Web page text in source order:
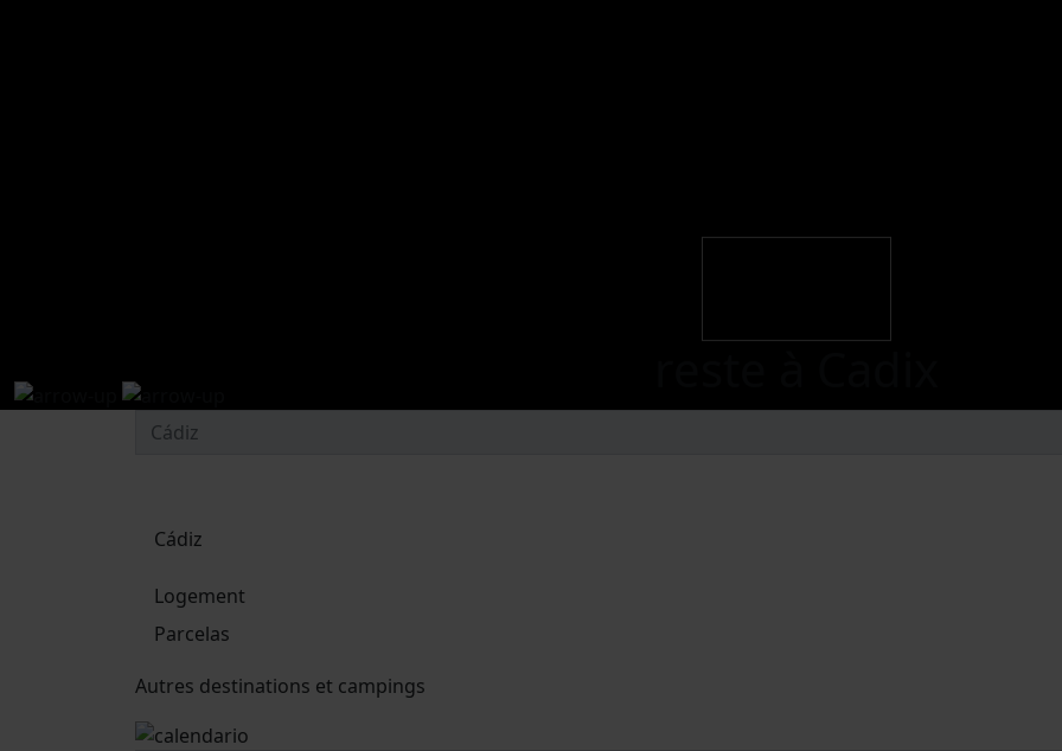
reste à Cadix
Cádiz
Logement
Parcelas
Autres destinations et campings